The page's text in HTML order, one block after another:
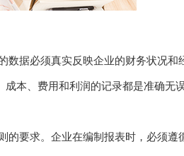
数据必须真实反映企业的财务状况和
本、费用和利润的记录都是准确无
的要求。企业在编制报表时，必须遵